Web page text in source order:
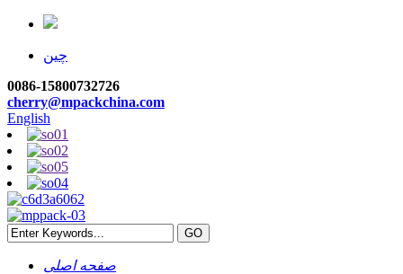
چین
0086-15800732726
cherry@mpackchina.com
English
صفحه اصلی